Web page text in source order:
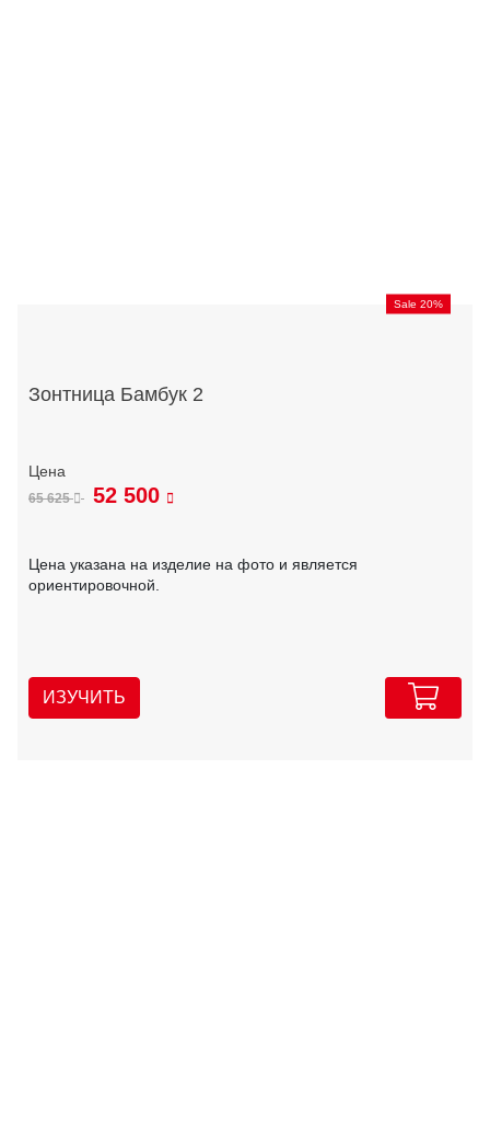
Sale 20%
Зонтница Бамбук 2
65 625 52 500
Цена указана на изделие на фото и является
ориентировочной.
ИЗУЧИТЬ